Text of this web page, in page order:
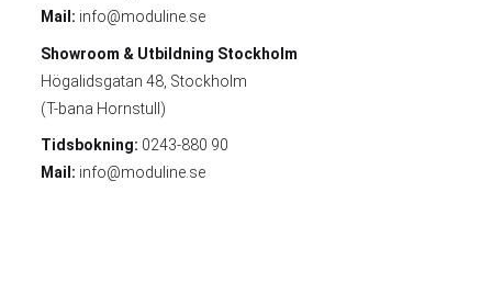
Mail: info@moduline.se
Showroom & Utbildning Stockholm
Högalidsgatan 48, Stockholm
(T-bana Hornstull)
Tidsbokning: 0243-880 90
Mail: info@moduline.se